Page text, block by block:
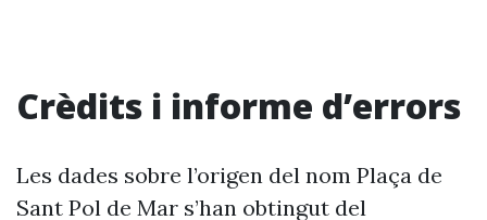
Crèdits i informe d’errors
Les dades sobre l’origen del nom Plaça de
Sant Pol de Mar s’han obtingut del